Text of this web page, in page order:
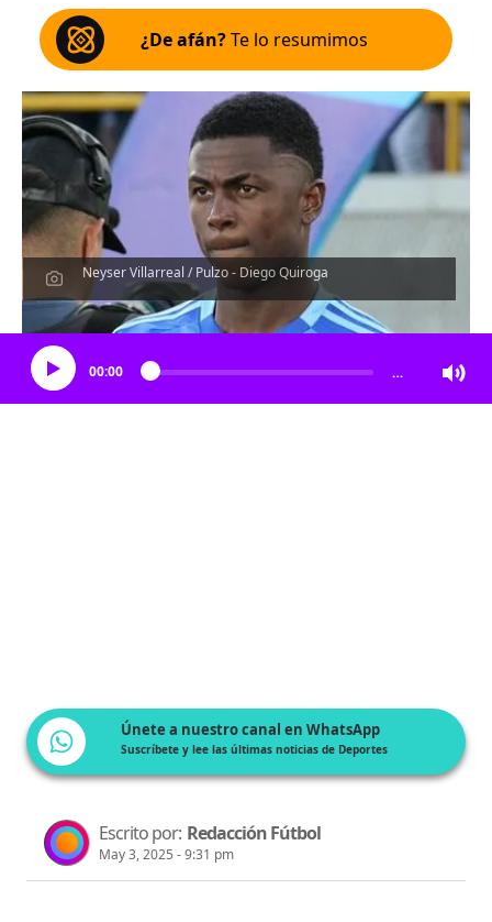
¿De afán?Te lo resumimos
Neyser Villarreal / Pulzo - Diego Quiroga
Escucha el artículo
00:00 …
Únete a nuestro canal en WhatsApp
Suscríbete y lee las últimas noticias de Deportes
Escrito por: Redacción Fútbol
May 3, 2025 - 9:31 pm